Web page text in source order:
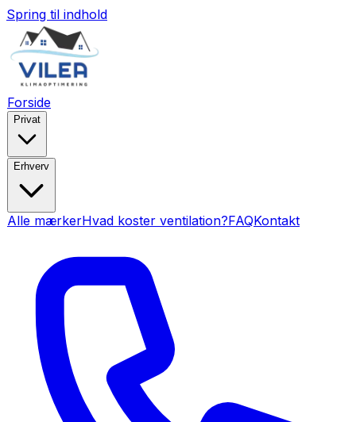
Spring til indhold
Forside
Privat
Erhverv
Alle mærkerHvad koster ventilation?FAQKontakt